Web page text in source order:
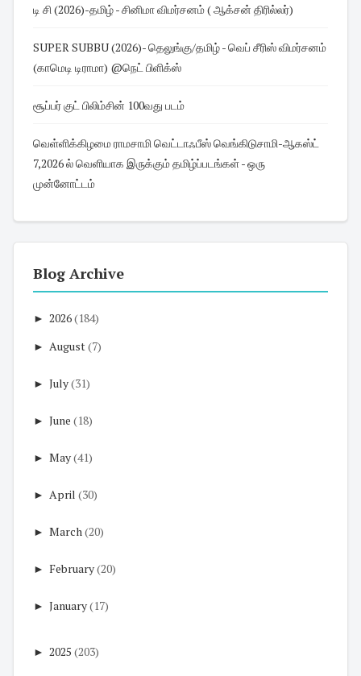
டி சி (2026)-தமிழ் - சினிமா விமர்சனம் ( ஆக்சன் திரில்லர்)
SUPER SUBBU (2026)- தெலுங்கு/தமிழ் - வெப் சீரிஸ் விமர்சனம்
(காமெடி டிராமா) @நெட் பிளிக்ஸ்
சூப்பர் குட் பிலிம்சின் 100வது படம்
வெள்ளிக்கிழமை ராமசாமி வெட்டாஃபீஸ் வெங்கிடுசாமி-ஆகஸ்ட்
7,2026 ல் வெளியாக இருக்கும் தமிழ்ப்படங்கள் - ஒரு
முன்னோட்டம்
Blog Archive
► 2026(184)
► August(7)
► July(31)
► June (18)
► May(41)
► April (30)
► March(20)
► February(20)
► January(17)
► 2025 (203)